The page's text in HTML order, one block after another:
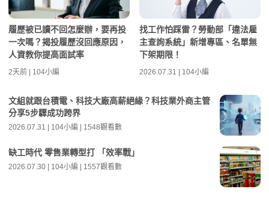
履歷被已讀不回怎麼辦，要再投
一次嗎？揭投履歷沒回應原因，
人資教你提高面試率
2天前 | 104小編
找工作怕踩雷？勞動部「違法雇
主查詢系統」新增專區、名單無
下架期限！
2026.07.31 | 104小編
文組就跟台積電、科技大廠高薪絕緣？科技業外商主管
分享5步驟成功跨界
2026.07.31 | 104小編 | 1548觀看數
缺工時代 零售業轉型打 「效率戰」
2026.07.30 | 104小編 | 1557觀看數